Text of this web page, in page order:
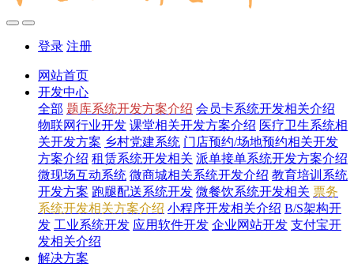
登录 注册
网站首页
开发中心
全部 题库系统开发方案介绍 会员卡系统开发相关介绍
物联网行业开发 课堂相关开发方案介绍 医疗卫生系统相
关开发方案 乡村党建系统 门店预约/场地预约相关开发
方案介绍 租赁系统开发相关 派单接单系统开发方案介绍
微现场互动系统 微商城相关系统开发介绍 教育培训系统
开发方案 跑腿配送系统开发 微餐饮系统开发相关 票务
系统开发相关方案介绍 小程序开发相关介绍 B/S架构开
发 工业系统开发 应用软件开发 企业网站开发 支付宝开
发相关介绍
解决方案